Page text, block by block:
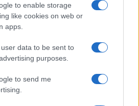
to enable storage
like cookies on web or
apps.
data to be sent to
purposes.
to send me
HÍRDETÉS
rárajtolhatunk a jövő nyári
jegyeire